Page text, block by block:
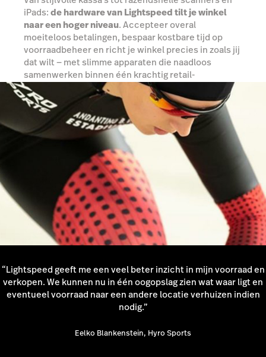
iPads:de hardware van Lightspeed tilt je winkel
naar een hoger niveau. Accepteer overal
moeiteloos betalingen, bespaar kostbare tijd op
voorraadbeheer en richt je winkel precies in zoals jij
dat wilt — met slimme apparaten die naadloos
samenwerken binnen één krachtig retail-
ecosysteem.
Ontdek jouw mogelijkheden
“Lightspeed geeft me een veel beter inzicht in mijn voorraad en
verkopen. We kunnen nu in één oogopslag zien wat waar ligt en
eventueel voorraad naar een andere locatie verhuizen indien
nodig.”
Eelko Blankenstein, Hyro Sports